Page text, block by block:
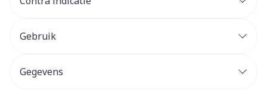
Gebruik
Gegevens